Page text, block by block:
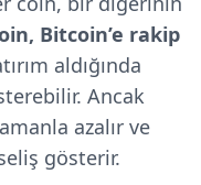
Bitcoin’e rakip
aldığında
Ancak
azalır ve
gösterir.